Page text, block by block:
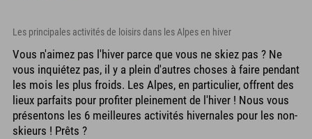
Les principales activités de loisirs dans les Alpes en hiver
Vous n'aimez pas l'hiver parce que vous ne skiez pas ? Ne
vous inquiétez pas, il y a plein d'autres choses à faire pendant
les mois les plus froids. Les Alpes, en particulier, offrent des
lieux parfaits pour profiter pleinement de l'hiver ! Nous vous
présentons les 6 meilleures activités hivernales pour les non-
skieurs ! Prêts ?